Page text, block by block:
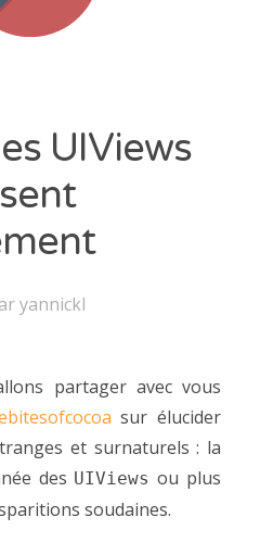
UIViews
yannickl
partager avec vous
sur élucider
et surnaturels : la
des UIViews ou plus
soudaines.